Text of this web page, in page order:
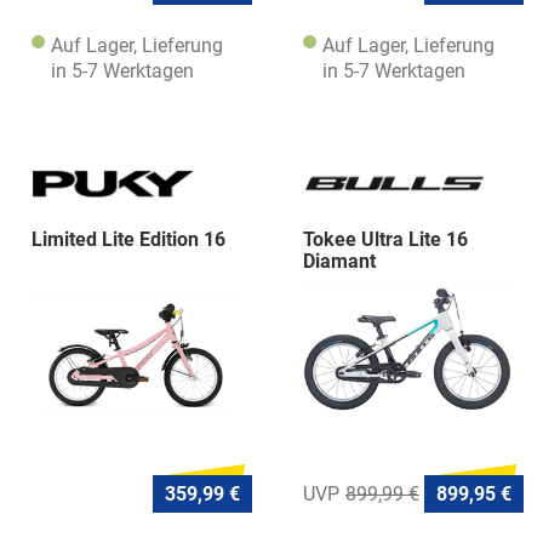
Auf Lager, Lieferung
in 5-7 Werktagen
Auf Lager, Lieferung
in 5-7 Werktagen
Limited Lite Edition 16
359,99 €
Tokee Ultra Lite 16
Diamant
899,99 € 899,95 €